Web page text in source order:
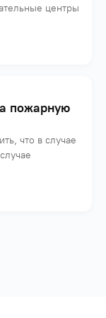
центры
пожарную
что в случае